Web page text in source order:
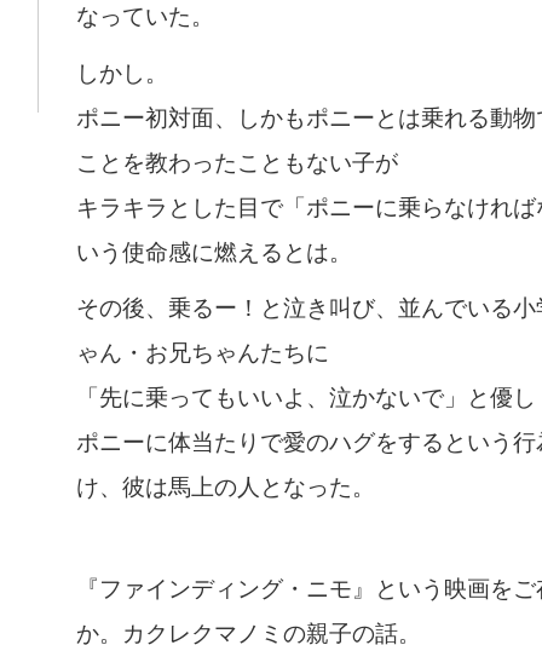
なっていた。
しかし。
ポニー初対面、しかもポニーとは乗れる動
ことを教わったこともない子が
キラキラとした目で「ポニーに乗らなけれ
いう使命感に燃えるとは。
その後、乗るー！と泣き叫び、並んでいる
ゃん・お兄ちゃんたちに
「先に乗ってもいいよ、泣かないで」と優
ポニーに体当たりで愛のハグをするという
け、彼は馬上の人となった。
『ファインディング・ニモ』という映画を
か。カクレクマノミの親子の話。